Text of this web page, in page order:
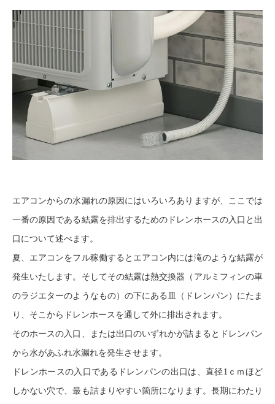
エアコンからの水漏れの原因にはいろいろありますが、ここでは
一番の原因である結露を排出するためのドレンホースの入口と出
口について述べます。
夏、エアコンをフル稼働するとエアコン内には滝のような結露が
発生いたします。そしてその結露は熱交換器（アルミフィンの車
のラジエターのようなもの）の下にある皿（ドレンパン）にたま
り、そこからドレンホースを通して外に排出されます。
そのホースの入口、または出口のいずれかが詰まるとドレンパン
から水があふれ水漏れを発生させます。
ドレンホースの入口であるドレンパンの出口は、直径1ｃｍほど
しかない穴で、最も詰まりやすい箇所になります。長期にわたり